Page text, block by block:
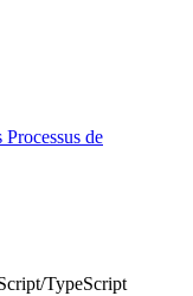
Processus de
TypeScript